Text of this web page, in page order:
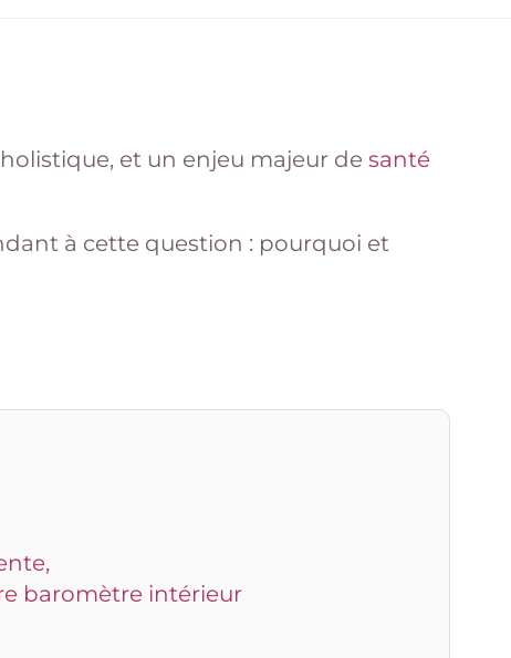
et un enjeu majeur de santé
à cette question : pourquoi et
baromètre intérieur